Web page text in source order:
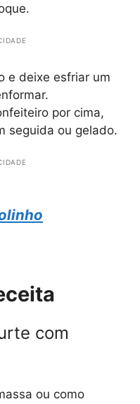
e deixe esfriar um
por cima,
seguida ou gelado.
com
ou como